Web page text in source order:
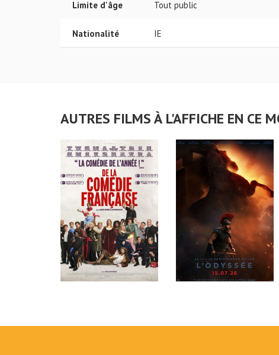
Limite d'âge Tout public
Nationalité IE
AUTRES FILMS À L'AFFICHE EN CE